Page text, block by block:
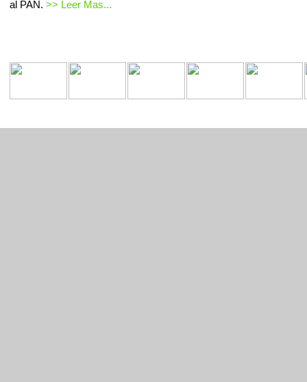
al PAN. >> Leer Mas...